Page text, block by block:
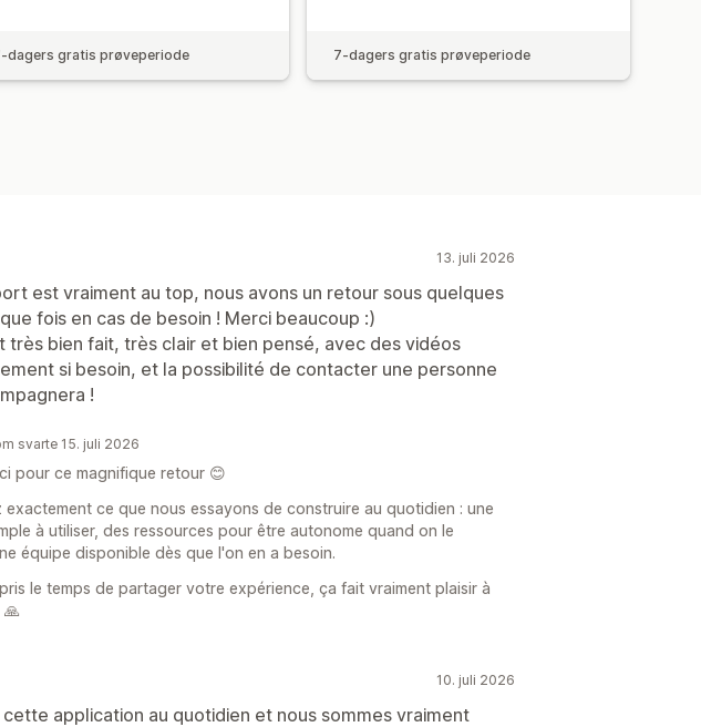
dagers gratis prøveperiode 7-dagers gratis prøveperiode
13. juli 2026
est vraiment au top, nous avons un retour sous quelques
fois en cas de besoin ! Merci beaucoup :)
très bien fait, très clair et bien pensé, avec des vidéos
si besoin, et la possibilité de contacter une personne
!
svarte 15. juli 2026
pour ce magnifique retour 😊
exactement ce que nous essayons de construire au quotidien : une
à utiliser, des ressources pour être autonome quand on le
équipe disponible dès que l'on en a besoin.
le temps de partager votre expérience, ça fait vraiment plaisir à
10. juli 2026
cette application au quotidien et nous sommes vraiment